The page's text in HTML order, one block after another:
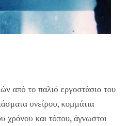
από το παλιό εργοστάσιο του
ονείρου, κομμάτια
χρόνου και τόπου, άγνωστοι